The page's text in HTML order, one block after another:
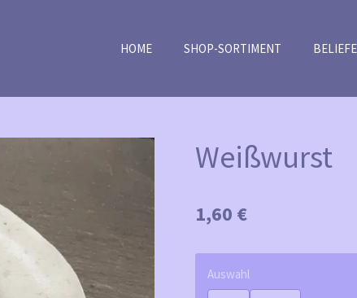
HOME SHOP-SORTIMENT
Weißwurst
1,60 €
Auswahl